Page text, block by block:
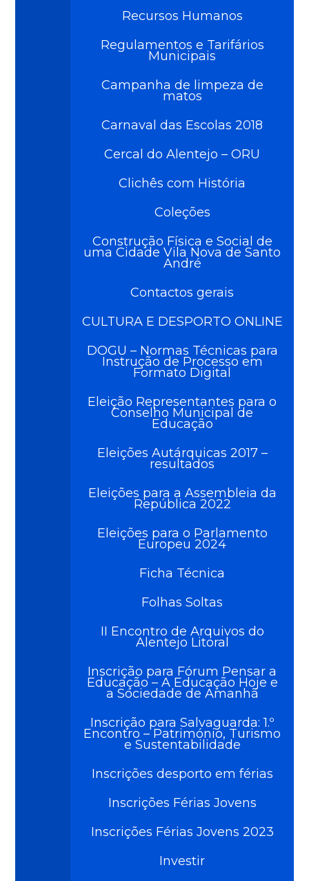
Recursos Humanos
Regulamentos e Tarifários
Municipais
Campanha de limpeza de
matos
Carnaval das Escolas 2018
Cercal do Alentejo – ORU
Clichês com História
Coleções
Construção Física e Social de
uma Cidade Vila Nova de Santo
André
Contactos gerais
CULTURA E DESPORTO ONLINE
DOGU – Normas Técnicas para
Instrução de Processo em
Formato Digital
Eleição Representantes para o
Conselho Municipal de
Educação
Eleições Autárquicas 2017 –
resultados
Eleições para a Assembleia da
República 2022
Eleições para o Parlamento
Europeu 2024
Ficha Técnica
Folhas Soltas
II Encontro de Arquivos do
Alentejo Litoral
Inscrição para Fórum Pensar a
Educação – A Educação Hoje e
a Sociedade de Amanhã
Inscrição para Salvaguarda: 1.º
Encontro – Património, Turismo
e Sustentabilidade
Inscrições desporto em férias
Inscrições Férias Jovens
Inscrições Férias Jovens 2023
Investir